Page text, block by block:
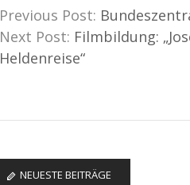
Previous Post:
Next Post: Filmbildung:
Heldenreise“
NEUESTE BEITRÄGE